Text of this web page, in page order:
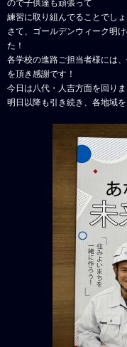
ので子供達も頑張って
練習に取り組んでることでしょ
さて、ゴールデンウィーク明
た！
各学校の進路ご担当者様には
を頂き感謝です！
今日は八代・人吉方面を回りま
明日以降も引き続き、各地域